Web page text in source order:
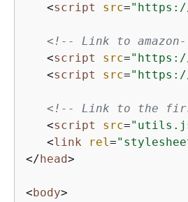
<script src="https://
<!-- Link to
<script src="https://
<script src="https://
<!-- Link to the first
<script src=
<link rel=
</head>
<body>